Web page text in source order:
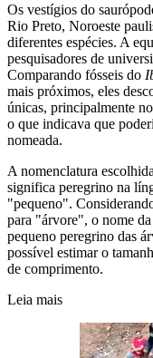
Os vestígios do
Rio Preto, Noroeste
diferentes espécies. A
pesquisadores de
Comparando fósseis do
mais próximos, eles
únicas, principalmente
o que indicava que
nomeada.
A nomenclatura
significa peregrino na
"pequeno".
para "árvore", o nome
pequeno peregrino das
possível estimar o
de comprimento.
Leia mais